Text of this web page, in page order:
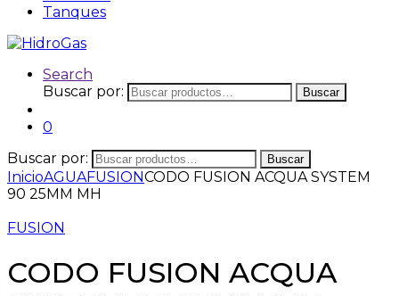
Tanques
Search
Buscar por:
Buscar
0
Buscar por:
Buscar
InicioAGUAFUSIONCODO FUSION ACQUA SYSTEM
90 25MM MH
FUSION
CODO FUSION ACQUA